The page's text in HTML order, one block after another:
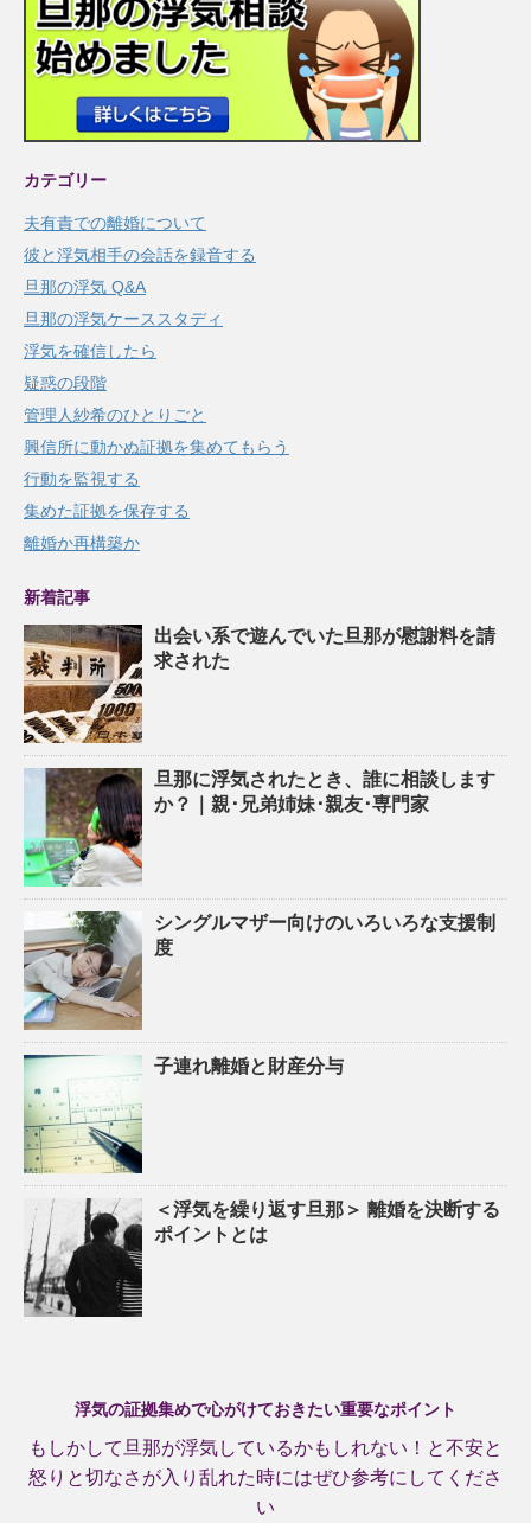
カテゴリー
夫有責での離婚について
彼と浮気相手の会話を録音する
旦那の浮気 Q&A
旦那の浮気ケーススタディ
浮気を確信したら
疑惑の段階
管理人紗希のひとりごと
興信所に動かぬ証拠を集めてもらう
行動を監視する
集めた証拠を保存する
離婚か再構築か
新着記事
出会い系で遊んでいた旦那が慰謝料を請
求された
旦那に浮気されたとき、誰に相談します
か？｜親･兄弟姉妹･親友･専門家
シングルマザー向けのいろいろな支援制
度
子連れ離婚と財産分与
＜浮気を繰り返す旦那＞ 離婚を決断する
ポイントとは
浮気の証拠集めで心がけておきたい重要なポイント
もしかして旦那が浮気しているかもしれない！と不安と
怒りと切なさが入り乱れた時にはぜひ参考にしてくださ
い